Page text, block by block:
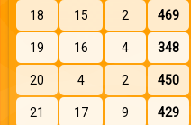
18
15 2 469
19
16 4 348
20
4 2 450
21
17 9 429